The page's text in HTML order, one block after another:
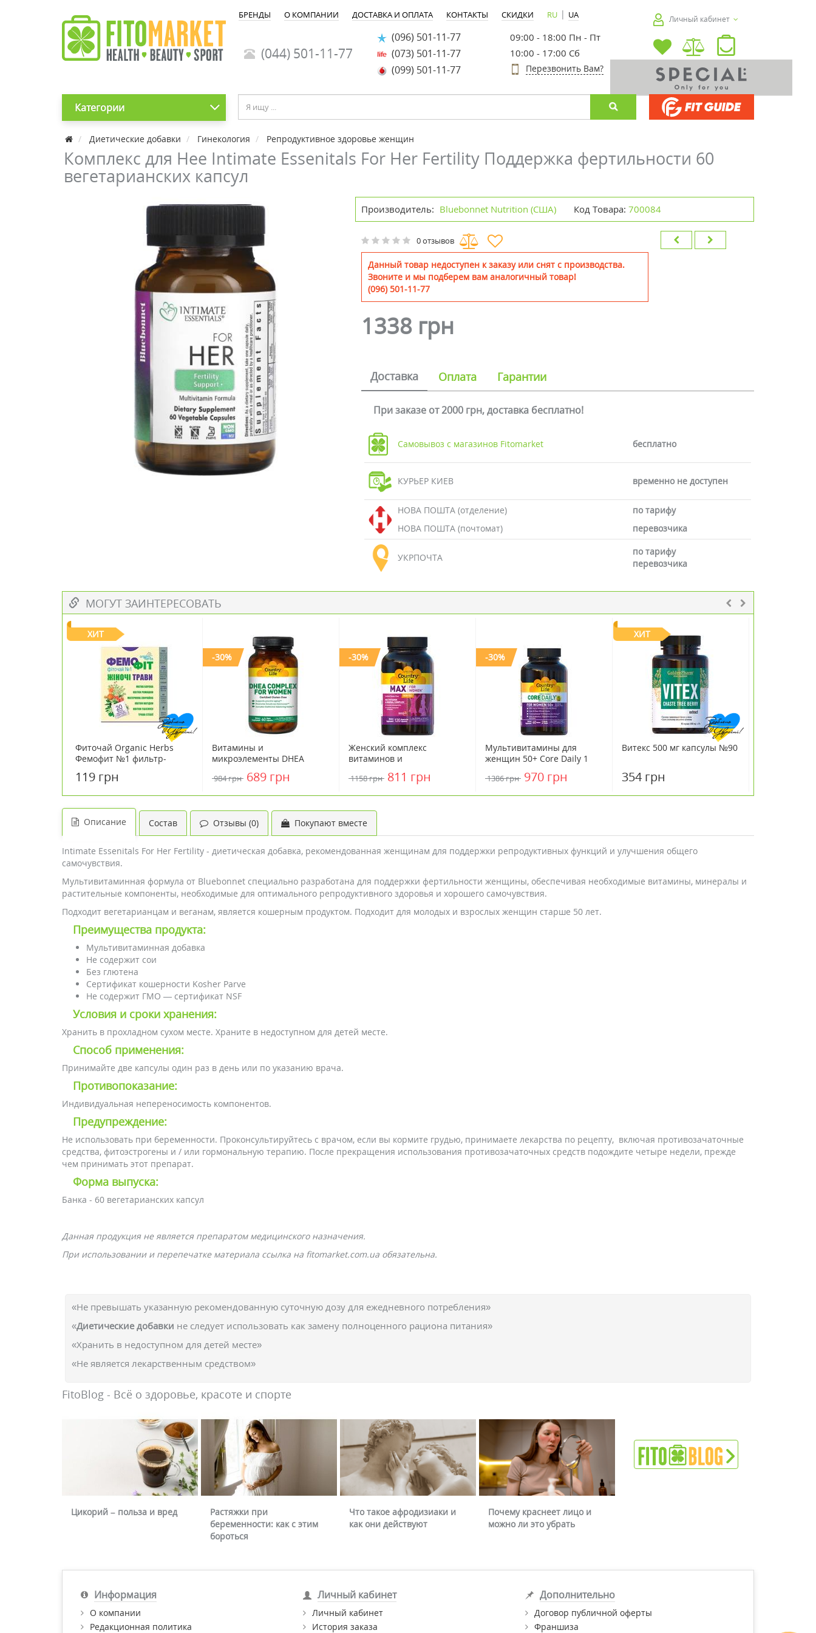
БРЕНДЫ О КОМПАНИИ ДОСТАВКА И ОПЛАТА КОНТАКТЫ СКИДКИ RU | UA
(044) 501-11-77
(096) 501-11-77
(073) 501-11-77
(099) 501-11-77
09:00 - 18:00 Пн - Пт
10:00 - 17:00 Сб
Перезвонить Вам?
Личный кабинет
Категории
Диетические добавки Гинекология Репродуктивное здоровье женщин
Комплекс для Нее Intimate Essenitals For Her Fertility Поддержка фертильности 60
вегетарианских капсул
Производитель: Bluebonnet Nutrition (США) Код Товара: 700084
0 отзывов
Данный товар недоступен к заказу или снят с производства.
Звоните и мы подберем вам аналогичный товар!
(096) 501-11-77
1338 грн
Доставка Оплата Гарантии
При заказе от 2000 грн, доставка бесплатно!
Самовывоз с магазинов Fitomarket бесплатно
КУРЬЕР КИЕВ временно не доступен
НОВА ПОШТА (отделение)
по тарифу
НОВА ПОШТА (почтомат)
перевозчика
УКРПОЧТА
по тарифу
перевозчика
МОГУТ ЗАИНТЕРЕСОВАТЬ
ХИТ
Фиточай Organic Herbs
Фемофит №1 фильтр-
119 грн
-30%
Витамины и
микроэлементы DHEA
Кантри Лайф / Country Life
984 грн 689 грн
-30%
Женский комплекс
витаминов и
железа Max for Women Iron
1158 грн 811 грн
-30%
Мультивитамины для
женщин 50+ Core Daily 1
1386 грн 970 грн
ХИТ
Витекс 500 мг капсулы №90
354 грн
Описание Состав Отзывы (0) Покупают вместе
Intimate Essenitals For Her Fertility - диетическая добавка, рекомендованная женщинам для поддержки репродуктивных функций и улучшения общего
самочувствия.
Мультивитаминная формула от Bluebonnet специально разработана для поддержки фертильности женщины, обеспечивая необходимые витамины, минералы и
растительные компоненты, необходимые для оптимального репродуктивного здоровья и хорошего самочувствия.
Подходит вегетарианцам и веганам, является кошерным продуктом. Подходит для молодых и взрослых женщин старше 50 лет.
Преимущества продукта:
Мультивитаминная добавка
Не содержит сои
Без глютена
Сертификат кошерности Kosher Parve
Не содержит ГМО — сертификат NSF
Условия и сроки хранения:
Хранить в прохладном сухом месте. Храните в недоступном для детей месте.
Cпособ применения:
Принимайте две капсулы один раз в день или по указанию врача.
Противопоказание:
Индивидуальная непереносимость компонентов.
Предупреждение:
Не использовать при беременности. Проконсультируйтесь с врачом, если вы кормите грудью, принимаете лекарства по рецепту, включая противозачаточные
средства, фитоэстрогены и / или гормональную терапию. После прекращения использования противозачаточных средств подождите четыре недели, прежде
чем принимать этот препарат.
Форма выпуска:
Банка - 60 вегетарианских капсул
Данная продукция не является препаратом медицинского назначения.
При использовании и перепечатке материала ссылка на fitomarket.com.ua обязательна.
«Не превышать указанную рекомендованную суточную дозу для ежедневного потребления»
«Диетические добавки не следует использовать как замену полноценного рациона питания»
«Хранить в недоступном для детей месте»
«Не является лекарственным средством»
FitoBlog - Всё о здоровье, красоте и спорте
Цикорий – польза и вред
Растяжки при
беременности: как с этим
бороться
Что такое афродизиаки и
как они действуют
Почему краснеет лицо и
можно ли это убрать
Информация
О компании
Редакционная политика
Личный кабинет
Личный кабинет
История заказа
Дополнительно
Договор публичной оферты
Франшиза